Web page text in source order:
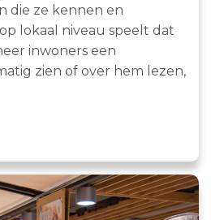
die ze kennen en
lokaal niveau speelt dat
inwoners een
zien of over hem lezen,